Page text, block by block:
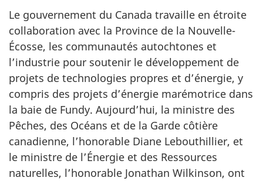
Le gouvernement du Canada travaille en étroite
collaboration avec la Province de la Nouvelle-
Écosse, les communautés autochtones et
l’industrie pour soutenir le développement de
projets de technologies propres et d’énergie, y
compris des projets d’énergie marémotrice dans
la baie de Fundy. Aujourd’hui, la ministre des
Pêches, des Océans et de la Garde côtière
canadienne, l’honorable Diane Lebouthillier, et
le ministre de l’Énergie et des Ressources
naturelles, l’honorable Jonathan Wilkinson, ont